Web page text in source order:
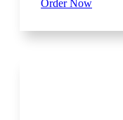
Order Now